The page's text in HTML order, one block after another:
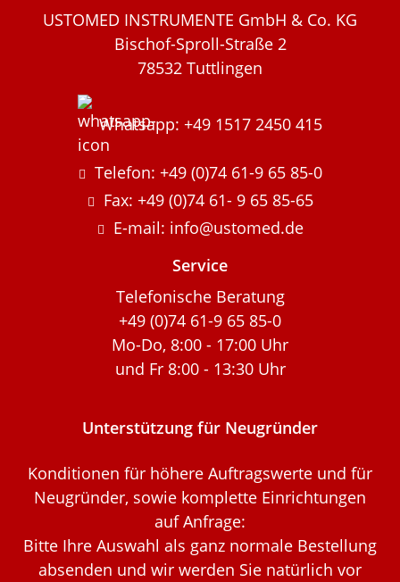
USTOMED INSTRUMENTE GmbH & Co. KG
Bischof-Sproll-Straße 2
78532 Tuttlingen
Whatsapp: +49 1517 2450 415
Telefon: +49 (0)74 61-9 65 85-0
Fax: +49 (0)74 61- 9 65 85-65
E-mail: info@ustomed.de
Service
Telefonische Beratung
+49 (0)74 61-9 65 85-0
Mo-Do, 8:00 - 17:00 Uhr
und Fr 8:00 - 13:30 Uhr
Unterstützung für Neugründer
Konditionen für höhere Auftragswerte und für
Neugründer, sowie komplette Einrichtungen
auf Anfrage:
Bitte Ihre Auswahl als ganz normale Bestellung
absenden und wir werden Sie natürlich vor